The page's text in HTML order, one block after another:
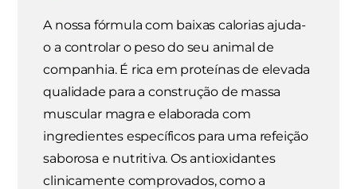
A nossa fórmula com baixas calorias ajuda-
o a controlar o peso do seu animal de
companhia. É rica em proteínas de elevada
qualidade para a construção de massa
muscular magra e elaborada com
ingredientes específicos para uma refeição
saborosa e nutritiva. Os antioxidantes
clinicamente comprovados, como a